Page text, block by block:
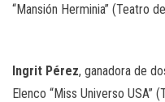
“Mansión Herminia” (Teatro
Ingrit Pérez, ganadora de
Elenco “Miss Universo USA”